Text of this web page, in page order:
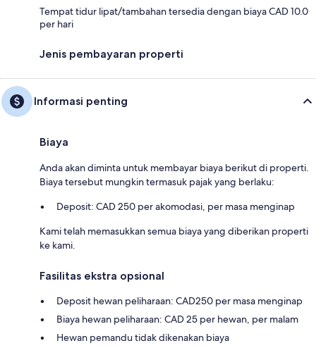
Tempat tidur lipat/tambahan tersedia dengan biaya CAD 10.0
per hari
Jenis pembayaran properti
Informasi penting
Biaya
Anda akan diminta untuk membayar biaya berikut di properti.
Biaya tersebut mungkin termasuk pajak yang berlaku:
Deposit: CAD 250 per akomodasi, per masa menginap
Kami telah memasukkan semua biaya yang diberikan properti
ke kami.
Fasilitas ekstra opsional
Deposit hewan peliharaan: CAD250 per masa menginap
Biaya hewan peliharaan: CAD 25 per hewan, per malam
Hewan pemandu tidak dikenakan biaya